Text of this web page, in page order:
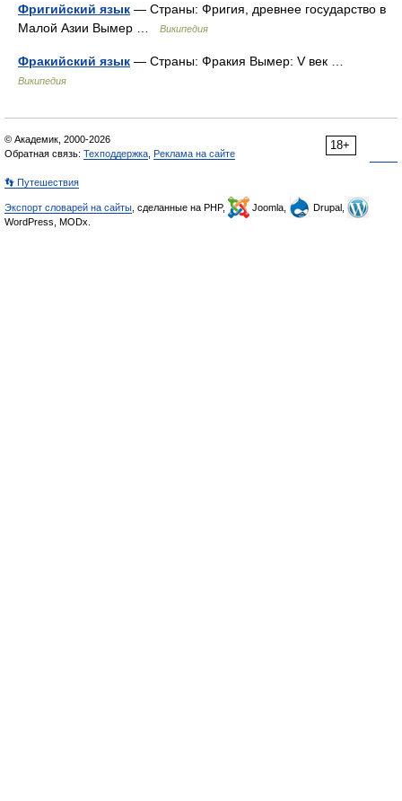
Фригийский язык — Страны: Фригия, древнее государство в
Малой Азии Вымер …
Википедия
Фракийский язык — Страны: Фракия Вымер: V век …
Википедия
18+
© Академик, 2000-2026
Обратная связь: Техподдержка Реклама на сайте
👣 Путешествия
Экспорт словарей на сайты , сделанные на PHP, Joomla,
Drupal,
WordPress, MODx.